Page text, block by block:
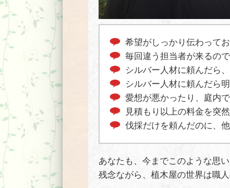
希望がしっかり伝わって
毎回違う担当者が来るの
シルバー人材に頼んだら
シルバー人材に頼んだら
愛想が悪かったり、庭内
見積もり以上の料金を突
伐採だけを頼んだのに、
あなたも、今までこのような思
残念ながら、植木屋の世界は職